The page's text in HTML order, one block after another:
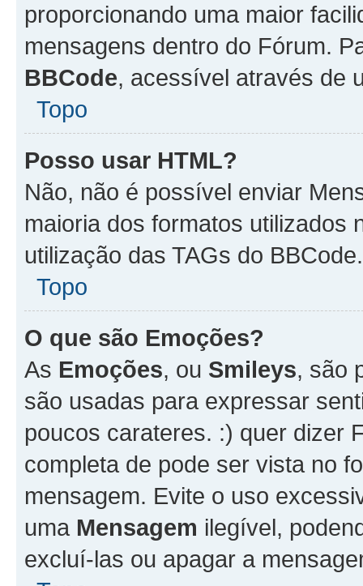
proporcionando uma maior
mensagens dentro do Fórum.
BBCode, acessível através de
Topo
Posso usar HTML?
Não, não é possível enviar
maioria dos formatos utilizados
utilização das TAGs do BBCode.
Topo
O que são Emoções?
As Emoções, ou Smileys, são
são usadas para expressar
poucos carateres. :) quer dizer
completa de pode ser vista no
mensagem. Evite o uso
uma Mensagem ilegível,
excluí-las ou apagar a